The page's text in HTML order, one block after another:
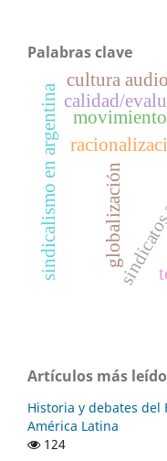
Palabras clave
sindicalismo en argentina globalización
calidad/
cultura
Artículos más
Historia y debates del
América Latina
124